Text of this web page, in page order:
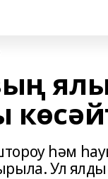
һәм
Ул